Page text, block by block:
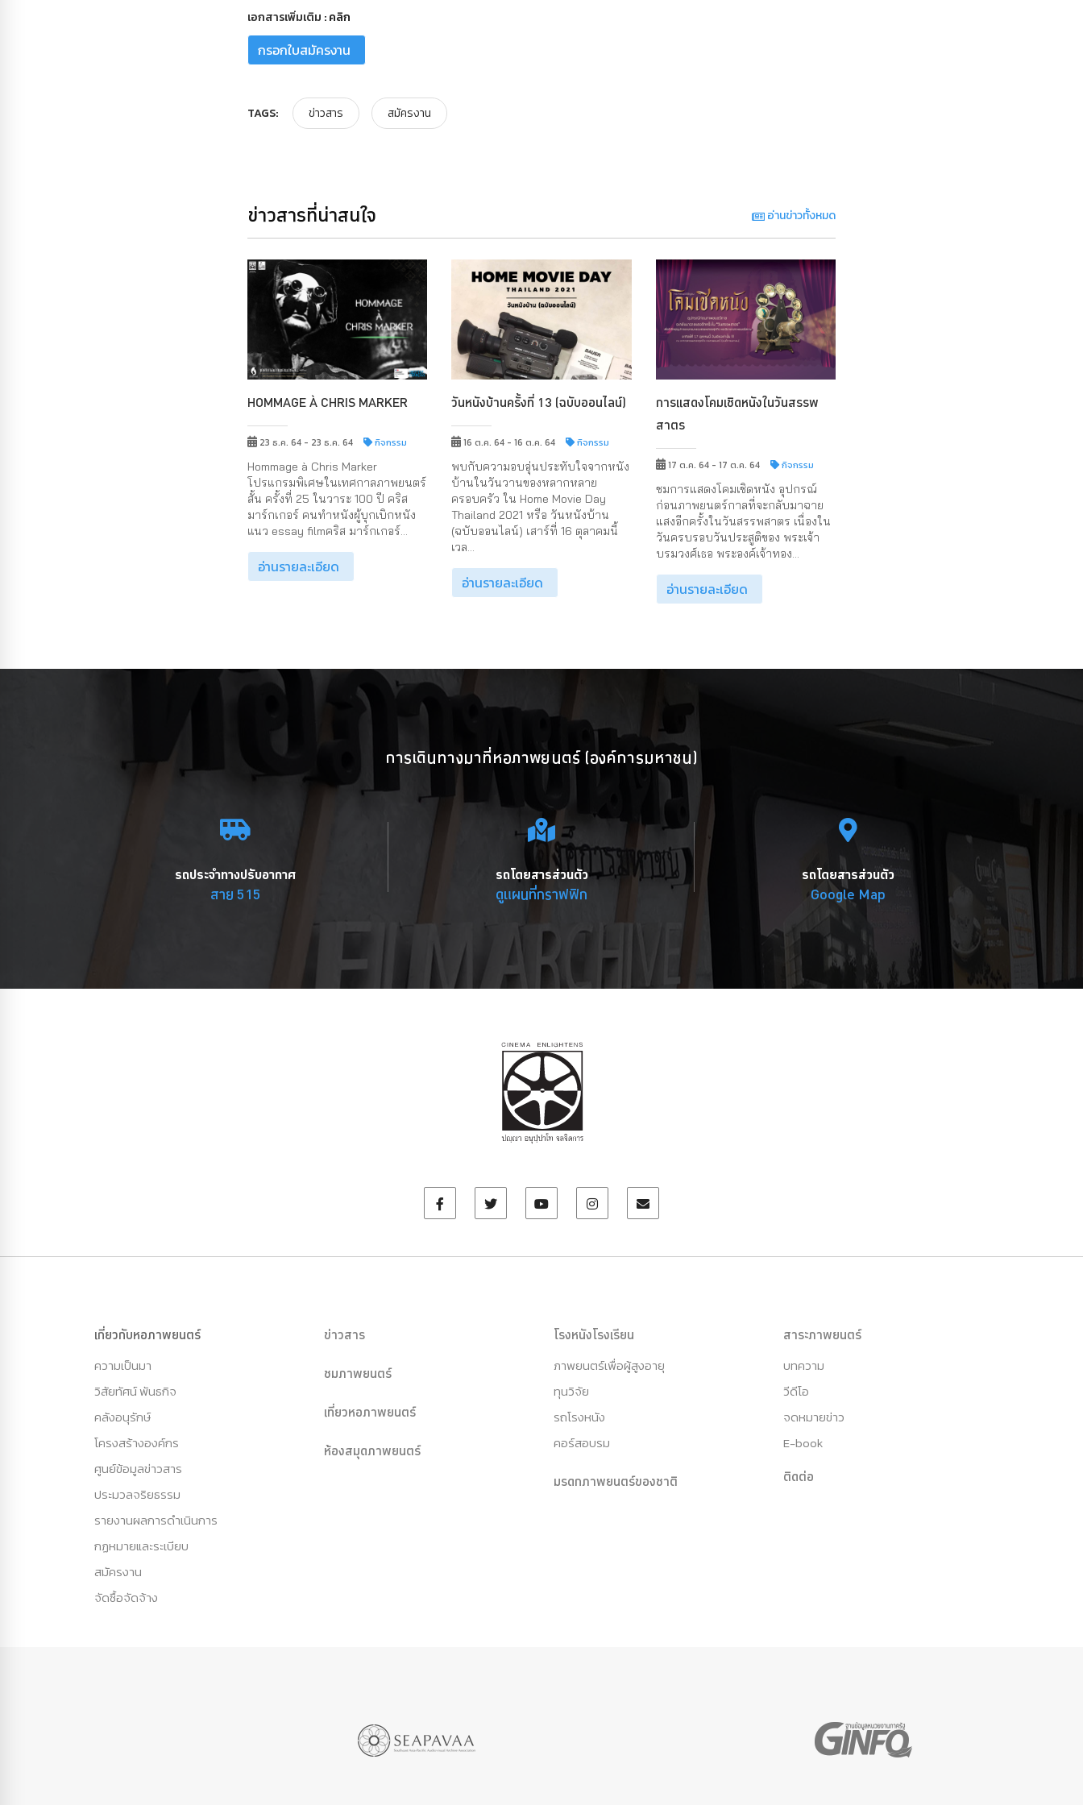
เอกสารเพิ่มเติม :คลิก
กรอกใบสมัครงาน
TAGS: ข่าวสาร สมัครงาน
ข่าวสารที่น่าสนใจ อ่านข่าวทั้งหมด
HOMMAGE À CHRIS MARKER
23 ธ.ค. 64 - 23 ธ.ค. 64 กิจกรรม
Hommage à Chris Marker
โปรแกรมพิเศษในเทศกาลภาพยนตร์
สั้น ครั้งที่ 25 ในวาระ 100 ปี คริส
มาร์กเกอร์ คนทำหนังผู้บุกเบิกหนัง
แนว essay filmคริส มาร์กเกอร์...
อ่านรายละเอียด
วันหนังบ้านครั้งที่ 13 (ฉบับออนไลน์)
16 ต.ค. 64 - 16 ต.ค. 64 กิจกรรม
พบกับความอบอุ่นประทับใจจากหนัง
บ้านในวันวานของหลากหลาย
ครอบครัว ใน Home Movie Day
Thailand 2021 หรือ วันหนังบ้าน
(ฉบับออนไลน์) เสาร์ที่ 16 ตุลาคมนี้
เวล...
อ่านรายละเอียด
การแสดงโคมเชิดหนังในวันสรรพ
สาตร
17 ต.ค. 64 - 17 ต.ค. 64 กิจกรรม
ชมการแสดงโคมเชิดหนัง อุปกรณ์
ก่อนภาพยนตร์กาลที่จะกลับมาฉาย
แสงอีกครั้งในวันสรรพสาตร เนื่องใน
วันครบรอบวันประสูติของ พระเจ้า
บรมวงศ์เธอ พระองค์เจ้าทอง...
อ่านรายละเอียด
การเดินทางมาที่หอภาพยนตร์ (องค์การมหาชน)
รถประจำทางปรับอากาศ
สาย 515
รถโดยสารส่วนตัว
ดูแผนที่กราฟฟิก
รถโดยสารส่วนตัว
Google Map
เกี่ยวกับหอภาพยนตร์
ความเป็นมา
วิสัยทัศน์ พันธกิจ
คลังอนุรักษ์
โครงสร้างองค์กร
ศูนย์ข้อมูลข่าวสาร
ประมวลจริยธรรม
รายงานผลการดำเนินการ
กฏหมายและระเบียบ
สมัครงาน
จัดซื้อจัดจ้าง
ข่าวสาร
ชมภาพยนตร์
เที่ยวหอภาพยนตร์
ห้องสมุดภาพยนตร์
โรงหนังโรงเรียน
ภาพยนตร์เพื่อผู้สูงอายุ
ทุนวิจัย
รถโรงหนัง
คอร์สอบรม
มรดกภาพยนตร์ของชาติ
สาระภาพยนตร์
บทความ
วีดีโอ
จดหมายข่าว
E-book
ติดต่อ